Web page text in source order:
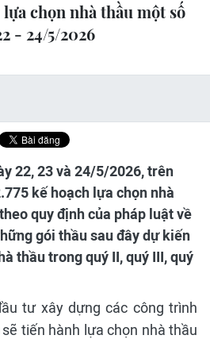
chọn nhà thầu một số
- 24/5/2026
22, 23 và 24/5/2026, trên
kế hoạch lựa chọn nhà
quy định của pháp luật về
gói thầu sau đây dự kiến
thầu trong quý II, quý III, quý
tư xây dựng các công trình
tiến hành lựa chọn nhà thầu